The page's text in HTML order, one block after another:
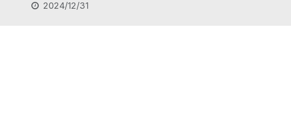
2024/12/31